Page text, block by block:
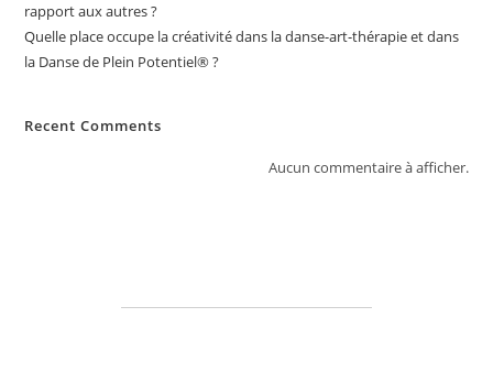
rapport aux autres ?
Quelle place occupe la créativité dans la danse-art-thérapie et dans
la Danse de Plein Potentiel® ?
Recent Comments
Aucun commentaire à afficher.